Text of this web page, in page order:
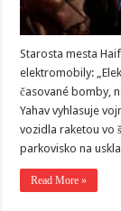
Starosta mesta
elektromobily:
časované bomby,
Yahav vyhlasuje
vozidla raketou vo
parkovisko na
Read More »